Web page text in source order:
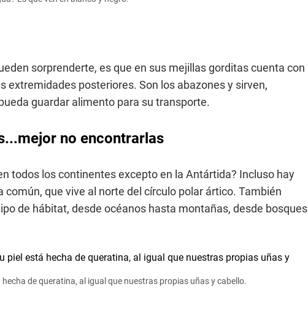
sorprenderte, es que en sus mejillas gorditas cuenta con
extremidades posteriores. Son los abazones y sirven,
guardar alimento para su transporte.
no encontrarlas
todos los continentes excepto en la Antártida? Incluso hay
que vive al norte del círculo polar ártico. También
de hábitat, desde océanos hasta montañas, desde bosques
de queratina, al igual que nuestras propias uñas y cabello.